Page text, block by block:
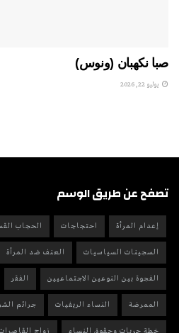
صبا نكهبان (ونوس)
يوليو 22, 2026
تصفح عن طريق الوسم
إعدام المرأة احتجاجات الحجاب
السجينات السياسيات العنف ضد المرأة
الفجوة بين النوعين الاجتماعيين الفقر
الممرضة النساء الريفيات جرائم